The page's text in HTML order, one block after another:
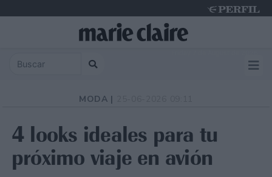
MODA |
4 looks ideales para tu
próximo viaje en avión